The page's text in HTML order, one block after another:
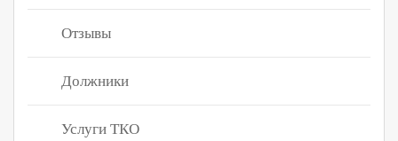
Отзывы
Должники
Услуги ТКО